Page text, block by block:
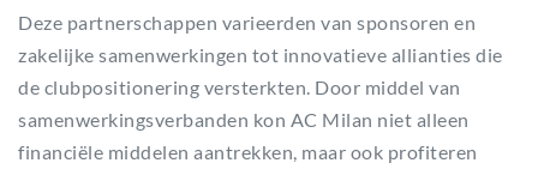
Deze partnerschappen varieerden van sponsoren en
zakelijke samenwerkingen tot innovatieve allianties die
de clubpositionering versterkten. Door middel van
samenwerkingsverbanden kon AC Milan niet alleen
financiële middelen aantrekken, maar ook profiteren